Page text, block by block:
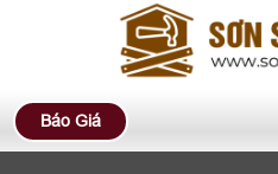
Báo Giá